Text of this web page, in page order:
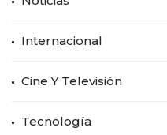
Internacional
Cine Y Televisión
Tecnología